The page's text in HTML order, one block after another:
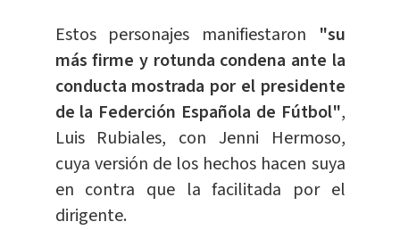
Estos personajes manifiestaron "su
más firme y rotunda condena ante la
conducta mostrada por el presidente
de la Federción Española de Fútbol",
Luis Rubiales, con Jenni Hermoso,
cuya versión de los hechos hacen suya
en contra que la facilitada por el
dirigente.